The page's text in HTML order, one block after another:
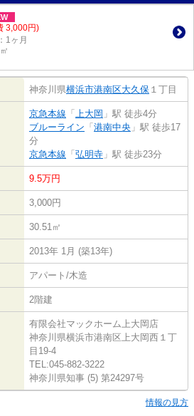
3,000円)
1ヶ月
神奈川県横浜市港南区大久保 １丁目
京急本線 「 上大岡 」駅 徒歩4分
ブルーライン 「 港南中央 」駅 徒歩17
分
京急本線 「 弘明寺 」駅 徒歩23分
9.5万円
3,000円
30.51㎡
2013年 1月 (築13年)
アパート/木造
2階建
有限会社マックホーム上大岡店
神奈川県横浜市港南区上大岡西１丁
目19-4
TEL:045-882-3222
神奈川県知事 (5) 第24297号
情報の見方